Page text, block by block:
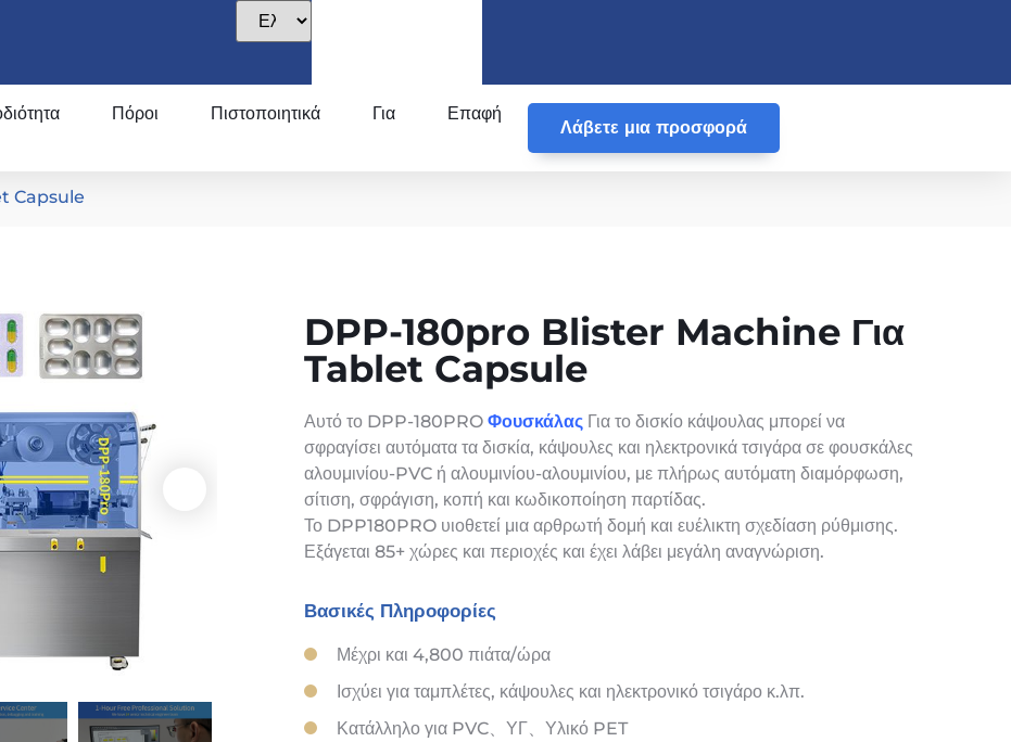
Πόροι Πιστοποιητικά Για Επαφή
Λάβετε μια προσφορά
Capsule
DPP-180pro Blister Machine Για
Tablet Capsule
Αυτό το DPP-180PRO ΦουσκάλαςΓια το δισκίο κάψουλας μπορεί να
σφραγίσει αυτόματα τα δισκία, κάψουλες και ηλεκτρονικά τσιγάρα σε φουσκάλες
αλουμινίου-PVC ή αλουμινίου-αλουμινίου, με πλήρως αυτόματη διαμόρφωση,
σίτιση, σφράγιση, κοπή και κωδικοποίηση παρτίδας.
Το DPP180PRO υιοθετεί μια αρθρωτή δομή και ευέλικτη σχεδίαση ρύθμισης.
Εξάγεται 85+ χώρες και περιοχές και έχει λάβει μεγάλη αναγνώριση.
Βασικές Πληροφορίες
Μέχρι και 4,800 πιάτα/ώρα
Ισχύει για ταμπλέτες, κάψουλες και ηλεκτρονικό τσιγάρο κ.λπ.
Κατάλληλο για PVC、ΥΓ、Υλικό PET